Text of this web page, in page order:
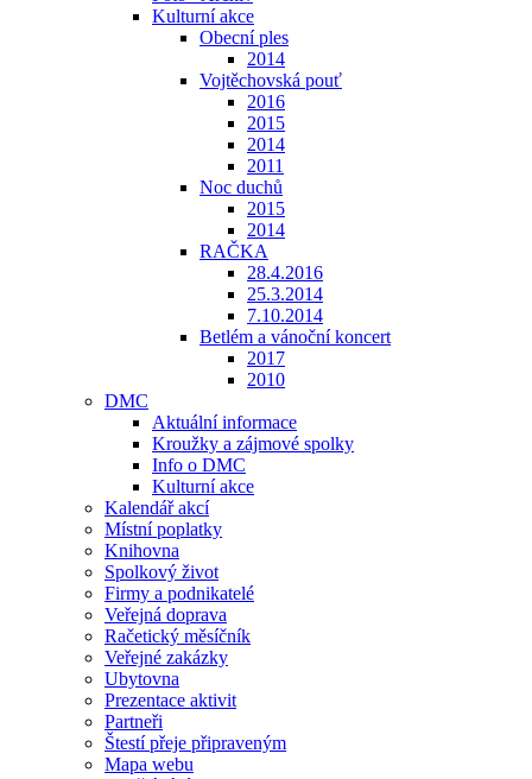
Kulturní akce
Obecní ples
2014
Vojtěchovská pouť
2016
2015
2014
2011
Noc duchů
2015
2014
RAČKA
28.4.2016
25.3.2014
7.10.2014
Betlém a vánoční koncert
2017
2010
DMC
Aktuální informace
Kroužky a zájmové spolky
Info o DMC
Kulturní akce
Kalendář akcí
Místní poplatky
Knihovna
Spolkový život
Firmy a podnikatelé
Veřejná doprava
Račetický měsíčník
Veřejné zakázky
Ubytovna
Prezentace aktivit
Partneři
Štestí přeje připraveným
Mapa webu